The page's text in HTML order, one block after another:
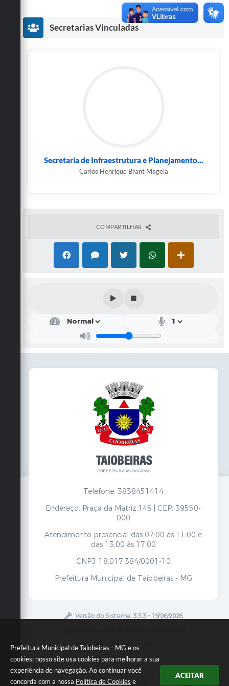
Prefeitura Municipal de Taiobeiras - MG e os
cookies: nosso site usa cookies para melhorar a sua
experiência de navegação. Ao continuar você
concorda com a nossa Política de Cookies e
ACEITAR
Secretarias Vinculadas
Secretaria de Infraestrutura e Planejamento...
Carlos Henrique Brant Magela
COMPARTILHAR
Telefone: 3838451414
Endereço: Praça da Matriz,145 | CEP: 39550-
000
Atendimento presencial das 07:00 às 11:00 e
das 13:00 às 17:00
CNPJ: 18.017.384/0001-10
Prefeitura Municipal de Taiobeiras - MG
Versão do Sistema: 3.5.3 - 19/06/2026
Dados Abertos
Copyright Instar - 2006-2026. Todos os direitos